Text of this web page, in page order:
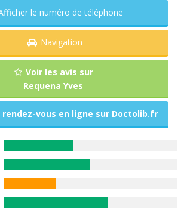
Afficher le numéro de téléphone
Navigation
Voir les avis sur
Requena Yves
rendez-vous en ligne sur Doctolib.fr